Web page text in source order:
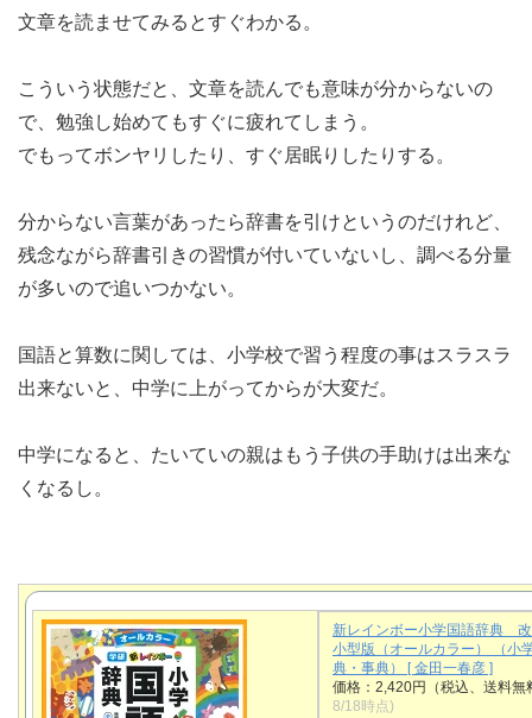
文章を読ませてみるとすぐわかる。
こういう状態だと、文章を読んでも意味が分からないの
で、勉強し始めてもすぐに疲れてしまう。
でもってボンヤリしたり、すぐ居眠りしたりする。
分からない言葉があったら辞書を引けというのだけれど、
残念ながら辞書引きの習慣が付いていないし、調べる分量
が多いので追いつかない。
国語と算数に関しては、小学校で習う程度の事はスラスラ
出来ないと、中学に上がってからが大変だ。
中学になると、たいていの親はもう子供の手助けは出来な
くなるし。
新レインボー小学国語辞典
小型版（オールカラー） （小
典・事典） [ 金田一春彦 ]
価格：2,420円（税込、送料無
8/18時点)